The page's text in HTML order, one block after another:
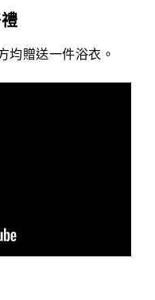
均贈送一件浴衣。